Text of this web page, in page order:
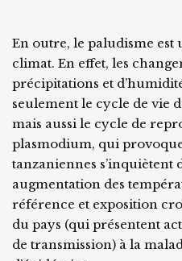
En outre, le paludisme est
climat. En effet, les
précipitations et
seulement le cycle de vie
mais aussi le cycle de
plasmodium, qui
tanzaniennes
augmentation des
référence et exposition
du pays (qui présentent
de transmission) à la